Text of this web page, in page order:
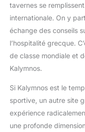
tavernes se
internationale. On y
échange des conseils
l’hospitalité grecque.
de classe mondiale et
Kalymnos.
Si Kalymnos est le
sportive, un autre site
expérience
une profonde